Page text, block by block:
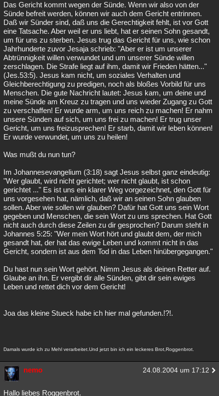
Das Gericht kommt wegen der Sünde. Wenn wir also von der
Sünde befreit werden, können wir auch dem Gericht entrinnen.
Daß wir Sünder sind, daß uns die Gerechtigkeit fehlt, ist vor Gott
eine Tatsache. Aber weil er uns liebt, hat er seinen Sohn gesandt,
um für uns zu sterben. Jesus trug das Gericht für uns, wie schon
Jahrhunderte zuvor Jesaja schrieb: "Aber er ist um unserer
Abtrünnigkeit willen verwundet und um unserer Sünde willen
zerschlagen. Die Strafe liegt auf ihm, damit wir Frieden hätten..."
(Jes.53:5). Jesus kam nicht, um soziales Verhalten und
Gleichberechtigung zu predigen, noch als bloßes Vorbild für uns
Menschen. Die gute Nachricht lautet: Jesus kam, um deine und
meine Sünde am Kreuz zu tragen und uns wieder Zugang zu Gott
zu verschaffen! Er wurde arm, um uns reich zu machen! Er nahm
unsere Sünden auf sich, um uns frei zu machen! Er trug unser
Gericht, um uns freizusprechen! Er starb, damit wir leben können!
Er wurde verwundet, um uns zu heilen!
Was mußt du nun tun?
Im Johannesevangelium (3:18) sagt Jesus selbst ganz eindeutig:
"Wer glaubt, wird nicht gerichtet; wer nicht glaubt, ist schon
gerichtet ..." Es ist uns ein klarer Weg vorgezeichnet, den Gott für
uns vorgesehen hat, nämlich, daß wir an seinen Sohn glauben
sollen. Aber wie sollen wir glauben? Dafür hat Gott uns sein Wort
gegeben und Menschen, die sein Wort zu uns sprechen. Hat Gott
nicht auch durch diese Zeilen zu dir gesprochen? Darum steht in
Johannes 5:25: "Wer mein Wort hört und glaubt dem, der mich
gesandt hat, der hat das ewige Leben und kommt nicht in das
Gericht, sondern ist aus dem Tod in das Leben hinübergegangen."
Du hast nun sein Wort gehört. Nimm Jesus als deinen Retter auf.
Glaube an ihn. Er vergibt dir alle Sünden, gibt dir sein ewiges
Leben und rettet dich vor dem Gericht!
Joa das kleine Stueck habe ich hier mal gefunden.!?!.
Damals wurde ich zu Mehl verarbeitet.Und jetzt bin ich ein leckeres Brot,Roggenbrot.
nemo 24.08.2004 um 17:12
Hallo liebes Roggenbrot.